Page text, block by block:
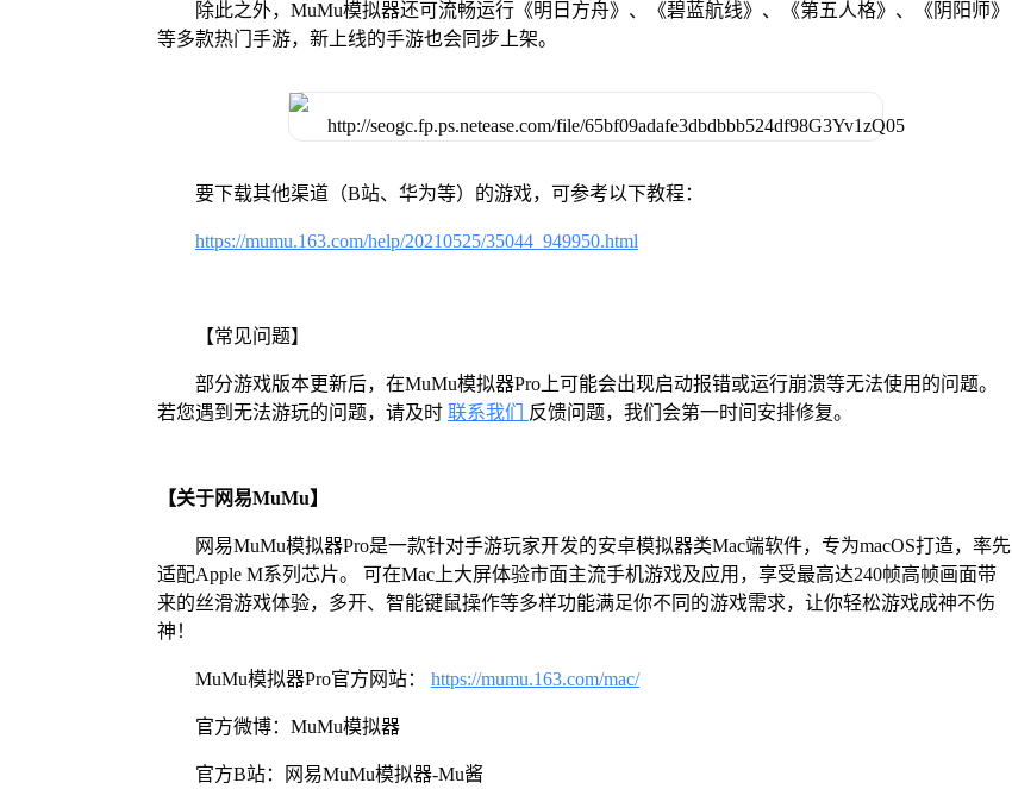
除此之外，MuMu模拟器还可流畅运行《明日方舟》、《碧蓝航线》、《第五人格》、《阴阳师》
等多款热门手游，新上线的手游也会同步上架。
要下载其他渠道（B站、华为等）的游戏，可参考以下教程：
https://mumu.163.com/help/20210525/35044_949950.html
【常见问题】
部分游戏版本更新后，在MuMu模拟器Pro上可能会出现启动报错或运行崩溃等无法使用的问题。
若您遇到无法游玩的问题，请及时 联系我们 反馈问题，我们会第一时间安排修复。
【关于网易MuMu】
网易MuMu模拟器Pro是一款针对手游玩家开发的安卓模拟器类Mac端软件，专为macOS打造，率先
适配Apple M系列芯片。 可在Mac上大屏体验市面主流手机游戏及应用，享受最高达240帧高帧画面带
来的丝滑游戏体验，多开、智能键鼠操作等多样功能满足你不同的游戏需求，让你轻松游戏成神不伤
神！
MuMu模拟器Pro官方网站： https://mumu.163.com/mac/
官方微博：MuMu模拟器
官方B站：网易MuMu模拟器-Mu酱